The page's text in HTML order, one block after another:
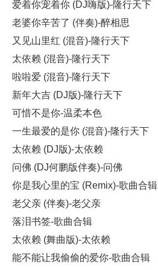
爱着你宠着你 (DJ嗨版)-隆行天下
老婆你辛苦了 (伴奏)-醉相思
又见山里红 (混音)-隆行天下
太依赖 (混音)-隆行天下
啦啦爱 (混音)-隆行天下
新年大吉 (DJ版)-隆行天下
可惜不是你-温柔本色
一生最爱的是你 (混音)-隆行天下
太依赖 (DJ版)-太依赖
问佛 (DJ何鹏版伴奏)-问佛
你是我心里的宝 (Remix)-歌曲合辑
老父亲 (伴奏)-老父亲
落泪书签-歌曲合辑
太依赖 (舞曲版)-太依赖
能不能让我偷偷的爱你-歌曲合辑